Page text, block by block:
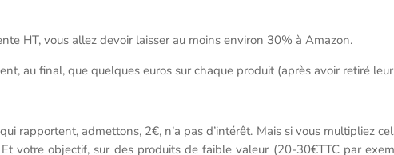
HT, vous allez devoir laisser au moins environ 30% à Amazon.
au final, que quelques euros sur chaque produit (après avoir retiré
rapportent, admettons, 2€, n’a pas d’intérêt. Mais si vous multipliez
votre objectif, sur des produits de faible valeur (20-30€TTC par